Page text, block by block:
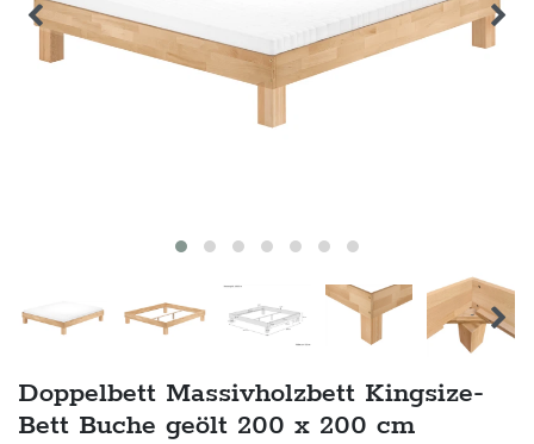
Doppelbett Massivholzbett Kingsize-
Bett Buche geölt 200 x 200 cm